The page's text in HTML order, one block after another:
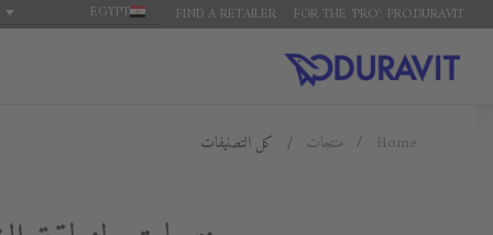
FOR THE 'PRO': PRO.DURAVIT
FIND A RETAILER
EGYPT
Home منتجات كل التصنيفات